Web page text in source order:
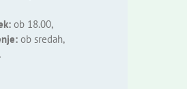
ob 18.00,
ob sredah,